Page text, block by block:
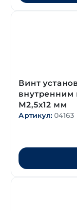
Винт
внутренним
М2,5х12 мм
Артикул: 04163